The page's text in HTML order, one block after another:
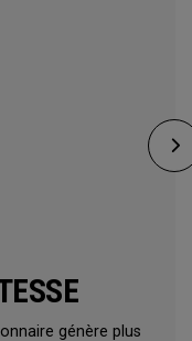
génère plus